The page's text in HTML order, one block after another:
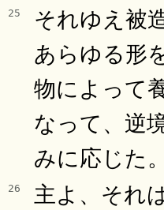
25
それゆえ被
あらゆる形
物によって
なって、逆
みに応じた。
26
主よ、それ